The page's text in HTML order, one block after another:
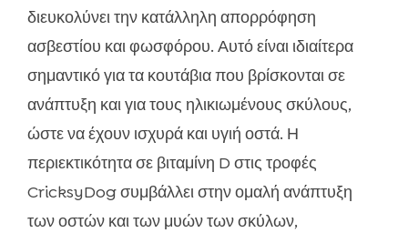
διευκολύνει την κατάλληλη απορρόφηση
ασβεστίου και φωσφόρου. Αυτό είναι ιδιαίτερα
σημαντικό για τα κουτάβια που βρίσκονται σε
ανάπτυξη και για τους ηλικιωμένους σκύλους,
ώστε να έχουν ισχυρά και υγιή οστά. Η
περιεκτικότητα σε βιταμίνη D στις τροφές
CricksyDog συμβάλλει στην ομαλή ανάπτυξη
των οστών και των μυών των σκύλων,